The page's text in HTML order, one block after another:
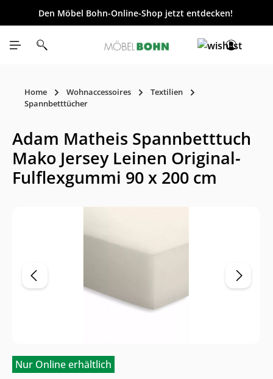
springen
Den Möbel Bohn-Online-Shop jetzt entdecken!
Home Wohnaccessoires
Textilien
Spannbetttücher
Adam Matheis Spannbetttuch
Mako Jersey Leinen Original-
Fulflexgummi 90 x 200 cm
Nur Online erhältlich